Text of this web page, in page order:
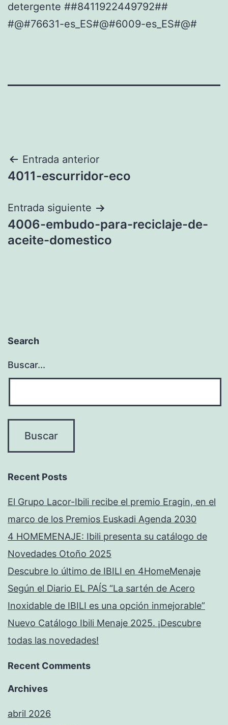
detergente ##8411922449792##
#@#76631-es_ES#@#6009-es_ES#@#
Navegación
de
entradas
Entrada anterior
4011-escurridor-eco
Entrada siguiente
4006-embudo-para-reciclaje-de-
aceite-domestico
Search
Buscar...
Recent Posts
El Grupo Lacor-Ibili recibe el premio Eragin, en el
marco de los Premios Euskadi Agenda 2030
4 HOMEMENAJE: Ibili presenta su catálogo de
Novedades Otoño 2025
Descubre lo último de IBILI en 4HomeMenaje
Según el Diario EL PAÍS “La sartén de Acero
Inoxidable de IBILI es una opción inmejorable”
Nuevo Catálogo Ibili Menaje 2025. ¡Descubre
todas las novedades!
Recent Comments
Archives
abril 2026